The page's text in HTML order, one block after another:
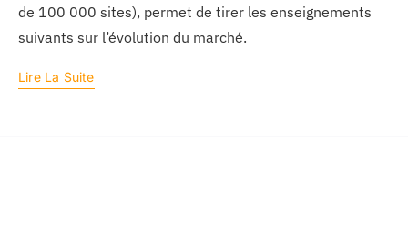
de 100 000 sites), permet de tirer les enseignements
suivants sur l’évolution du marché.
Lire La Suite